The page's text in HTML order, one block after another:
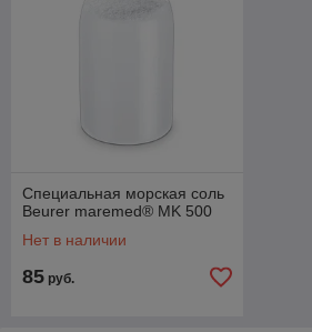
Специальная морская соль
Beurer maremed® MK 500
Нет в наличии
85 руб.